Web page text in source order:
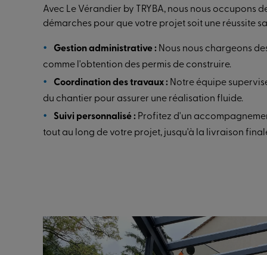
Avec Le Vérandier by TRYBA, nous nous occupons
démarches pour que votre projet soit une réussite
Gestion administrative : Nous nous chargeons
comme l'obtention des permis de construire.
Coordination des travaux : Notre équipe
du chantier pour assurer une réalisation fluide.
Suivi personnalisé : Profitez d'un
tout au long de votre projet, jusqu'à la livraison